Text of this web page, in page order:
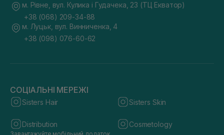
м. Рівне, вул. Кулика і Гудачека, 23 (ТЦ Екватор)
+38 (068) 209-34-88
м. Луцьк, вул. Винниченка, 4
+38 (098) 076-60-62
СОЦІАЛЬНІ МЕРЕЖІ
Sisters Hair Sisters Skin
Distribution Cosmetology